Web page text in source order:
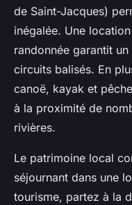
de Saint-Jacques)
inégalée. Une
randonnée garantit
circuits balisés. En
canoë, kayak et
à la proximité de
rivières.
Le patrimoine local
séjournant dans une
tourisme, partez à la